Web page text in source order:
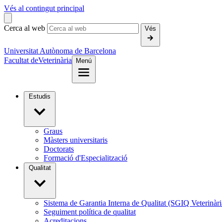
Vés al contingut principal
Cerca al web Vés
Universitat Autònoma de Barcelona
Facultat deVeterinària Menú
Estudis
Graus
Màsters universitaris
Doctorats
Formació d'Especialització
Qualitat
Sistema de Garantia Interna de Qualitat (SGIQ
Seguiment política de qualitat